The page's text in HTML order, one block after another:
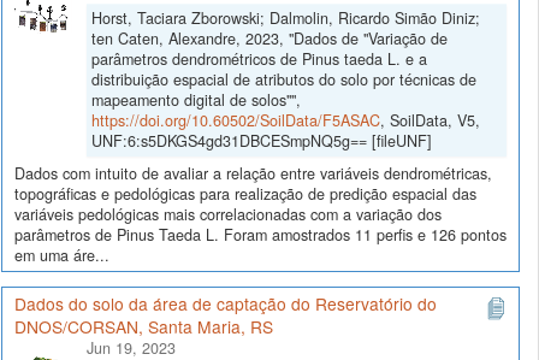
Horst, Taciara Zborowski; Dalmolin, Ricardo Simão Diniz;
ten Caten, Alexandre, 2023, "Dados de "Variação de
parâmetros dendrométricos de Pinus taeda L. e a
distribuição espacial de atributos do solo por técnicas de
mapeamento digital de solos"",
https://doi.org/10.60502/SoilData/F5ASAC, SoilData, V5,
UNF:6:s5DKGS4gd31DBCESmpNQ5g== [fileUNF]
Dados com intuito de avaliar a relação entre variáveis dendrométricas,
topográficas e pedológicas para realização de predição espacial das
variáveis pedológicas mais correlacionadas com a variação dos
parâmetros de Pinus Taeda L. Foram amostrados 11 perfis e 126 pontos
em uma áre...
Dados do solo da área de captação do Reservatório do
DNOS/CORSAN, Santa Maria, RS
Jun 19, 2023